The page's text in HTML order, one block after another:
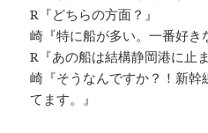
R『どちらの方面？』
崎『特に船が多い。一番好き
R『あの船は結構静岡港に止
崎『そうなんですか？！新幹
てます。』